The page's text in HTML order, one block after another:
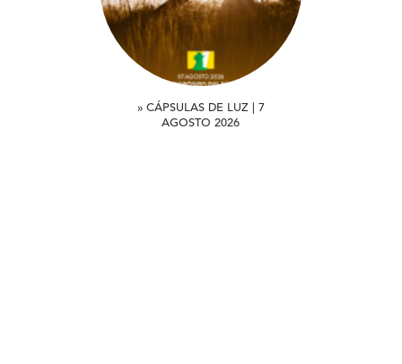
» CÁPSULAS DE LUZ | 7
AGOSTO 2026